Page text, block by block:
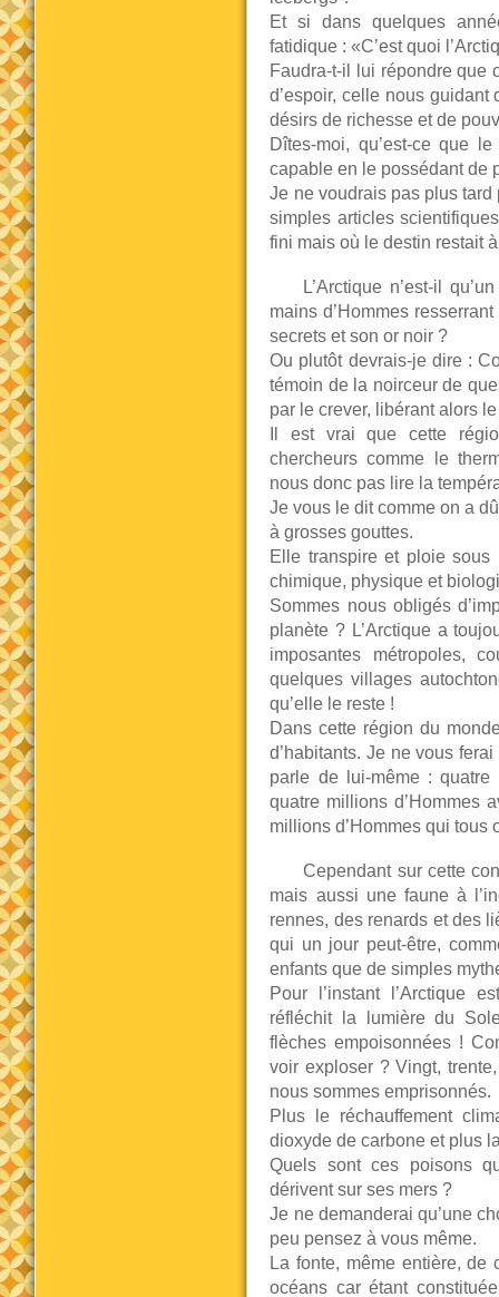
Et si dans quelques
fatidique : «C’est quoi
Faudra-t-il lui répondre que
d’espoir, celle nous guidant
désirs de richesse et de
Dîtes-moi, qu’est-ce que
capable en le possédant de
Je ne voudrais pas plus
simples articles
fini mais où le destin restait
L’Arctique n’est-il
mains d’Hommes
secrets et son or noir ?
Ou plutôt devrais-je dire :
témoin de la noirceur de
par le crever, libérant alors
Il est vrai que cette
chercheurs comme le
nous donc pas lire la
Je vous le dit comme on a
à grosses gouttes.
Elle transpire et ploie
chimique, physique et
Sommes nous obligés
planète ? L’Arctique a
imposantes métropoles,
quelques villages
qu’elle le reste !
Dans cette région du
d’habitants. Je ne vous
parle de lui-même : quatre
quatre millions d’Hommes
millions d’Hommes qui tous
Cependant sur cette
mais aussi une faune à
rennes, des renards et des
qui un jour peut-être,
enfants que de simples
Pour l’instant l’Arctique
réfléchit la lumière du
flèches empoisonnées !
voir exploser ? Vingt,
nous sommes emprisonnés.
Plus le réchauffement
dioxyde de carbone et plus
Quels sont ces poisons
dérivent sur ses mers ?
Je ne demanderai qu’une
peu pensez à vous même.
La fonte, même entière, de
océans car étant